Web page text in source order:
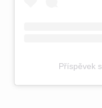
Příspěvek